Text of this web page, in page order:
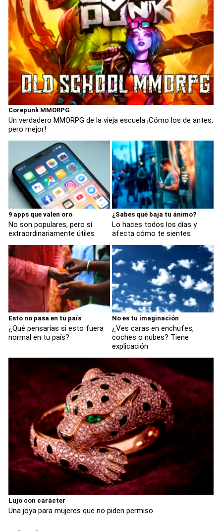
Corepunk MMORPG
Un verdadero MMORPG de la vieja escuela ¡Cómo los de antes,
pero mejor!
9 apps que valen oro
No son populares, pero sí
extraordinariamente útiles
¿Sabes qué baja tu ánimo?
Lo haces todos los días y
afecta cómo te sientes
Esto no pasa en tu país
¿Qué pensarías si esto fuera
normal en tu país?
No es tu imaginación
¿Ves caras en enchufes,
coches o nubes? Tiene
explicación
Lujo con carácter
Una joya para mujeres que no piden permiso